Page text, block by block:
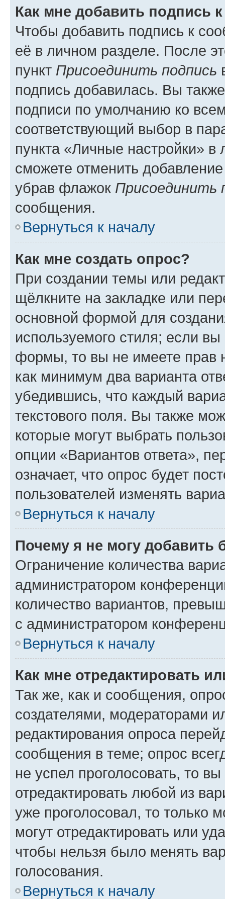
Как мне добавить подпись
Чтобы добавить подпись к
её в личном разделе. После
пункт Присоединить подпись
подпись добавилась. Вы
подписи по умолчанию ко
соответствующий выбор в
пункта «Личные настройки»
сможете отменить
убрав флажок Присоединить
сообщения.
Вернуться к началу
Как мне создать опрос?
При создании темы или
щёлкните на закладке или
основной формой для
используемого стиля; если
формы, то вы не имеете прав
как минимум два варианта
убедившись, что каждый
текстового поля. Вы также
которые могут выбрать
опции «Вариантов ответа»,
означает, что опрос будет
пользователей изменять
Вернуться к началу
Почему я не могу добавить
Ограничение количества
администратором
количество вариантов,
с администратором
Вернуться к началу
Как мне отредактировать
Так же, как и сообщения,
создателями, модераторами
редактирования опроса
сообщения в теме; опрос
не успел проголосовать, то
отредактировать любой из
уже проголосовал, то только
могут отредактировать или
чтобы нельзя было менять
голосования.
Вернуться к началу